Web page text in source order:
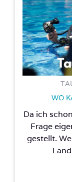
WO
Da ich
Frage
gestellt.